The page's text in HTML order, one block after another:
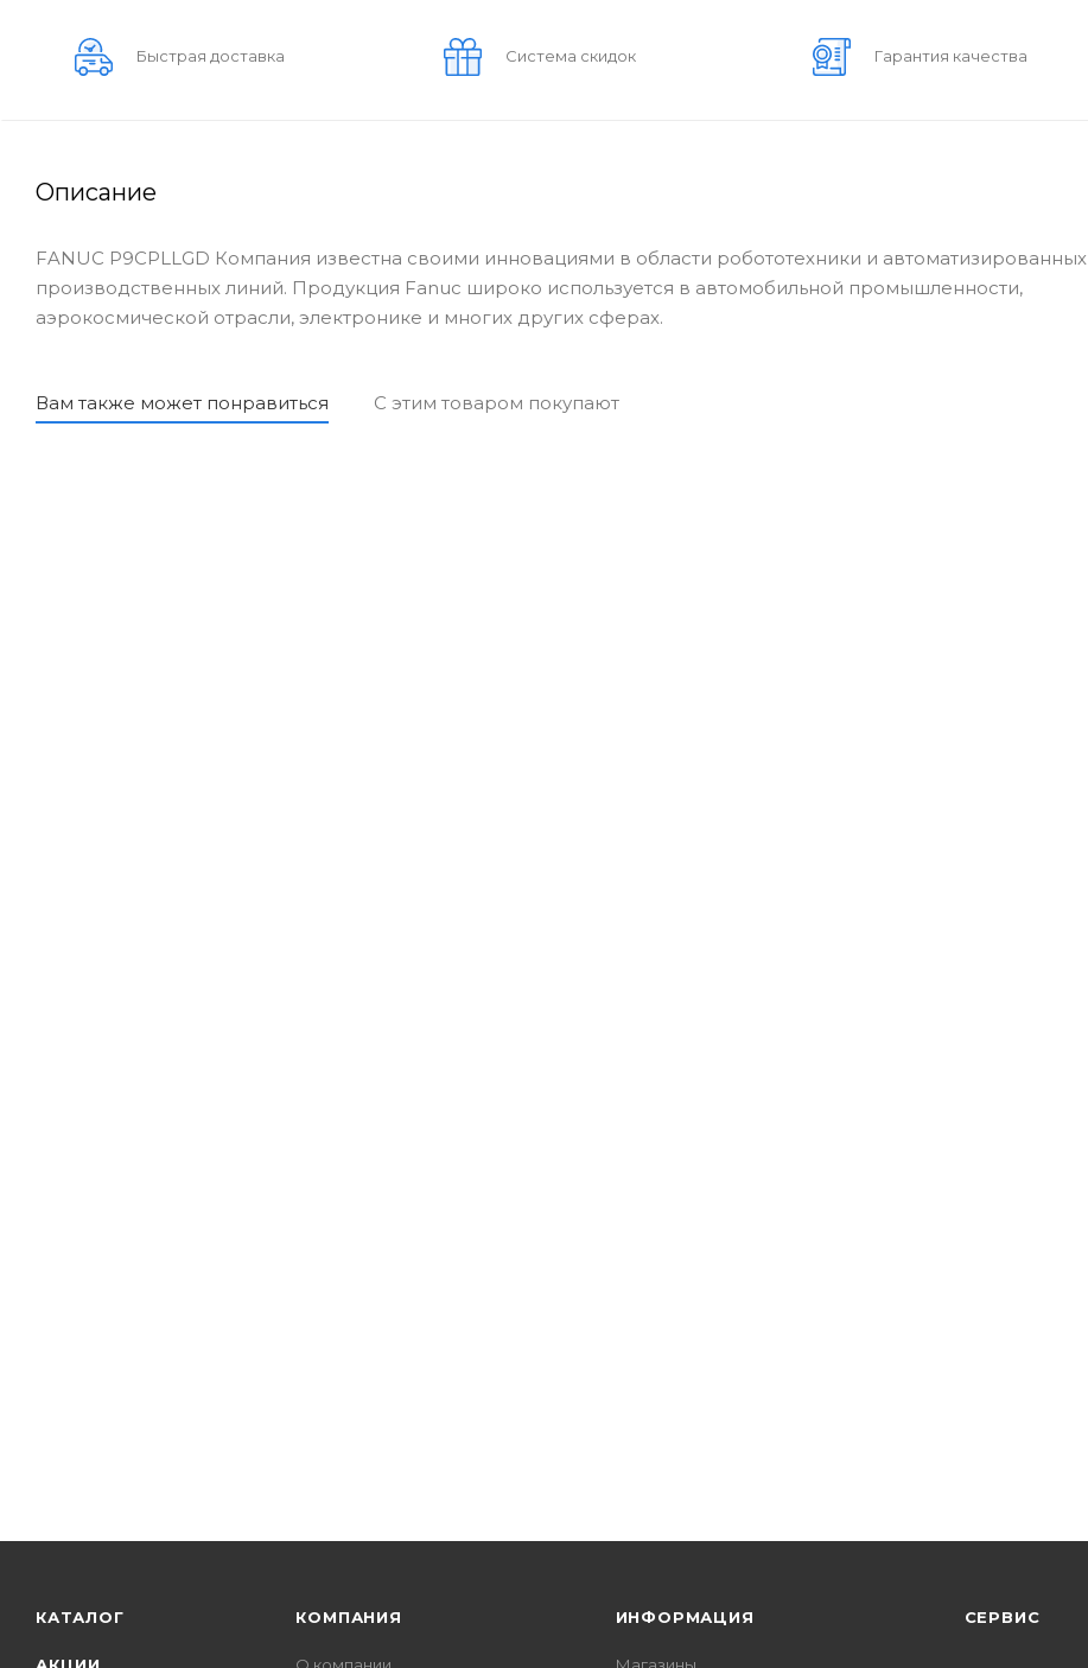
Быстрая доставка Система скидок Гарантия качества
Описание
FANUC P9CPLLGD Компания известна своими инновациями в области робототехники и автоматизированных
производственных линий. Продукция Fanuc широко используется в автомобильной промышленности,
аэрокосмической отрасли, электронике и многих других сферах.
Вам также может понравиться С этим товаром покупают
КАТАЛОГ КОМПАНИЯ ИНФОРМАЦИЯ СЕРВИС